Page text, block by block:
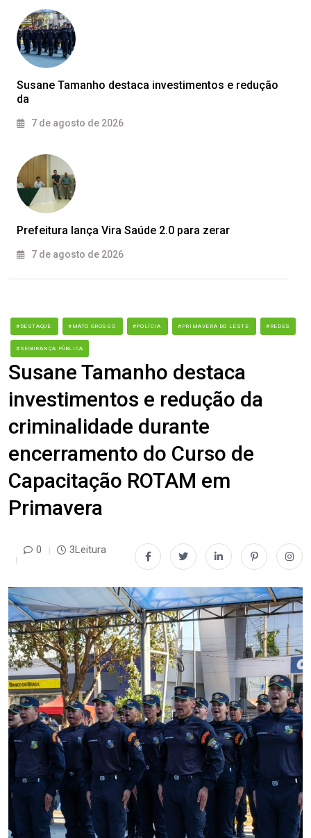
Susane Tamanho destaca investimentos e redução
da
7 de agosto de 2026
Prefeitura lança Vira Saúde 2.0 para zerar
7 de agosto de 2026
#DESTAQUE #MATO GROSSO #POLÍCIA #PRIMAVERA DO LESTE #REDES
#SEGURANÇA PÚBLICA
Susane Tamanho destaca
investimentos e redução da
criminalidade durante
encerramento do Curso de
Capacitação ROTAM em
Primavera
0 3Leitura